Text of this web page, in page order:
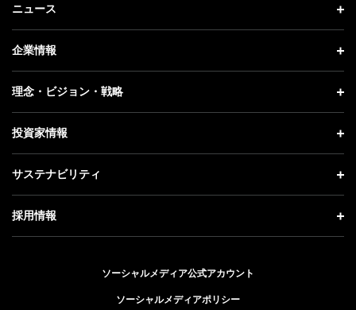
ニュース
ニュース トップ
プレスリリース
更新情報
記者説明会
企業情報
企業情報 トップ
社長メッセージ
事業紹介
ガバナンス
理念・ビジョン・戦略
理念・ビジョン・戦略 トップ
成長戦略「Activate AI for Society」
人材戦略
投資家情報
投資家情報 トップ
経営方針
個人投資家の皆さまへ
サステナビリティ
サステナビリティ トップ
トップメッセージ
ESG方針・体制
採用情報
ソーシャルメディア公式アカウント
ソーシャルメディアポリシー